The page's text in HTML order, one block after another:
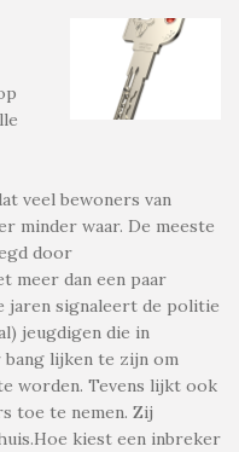
bewoners van
minder waar. De meeste
door
meer dan een paar
jaren signaleert de politie
jeugdigen die in
lijken te zijn om
worden. Tevens lijkt ook
toe te nemen. Zij
kiest een inbreker